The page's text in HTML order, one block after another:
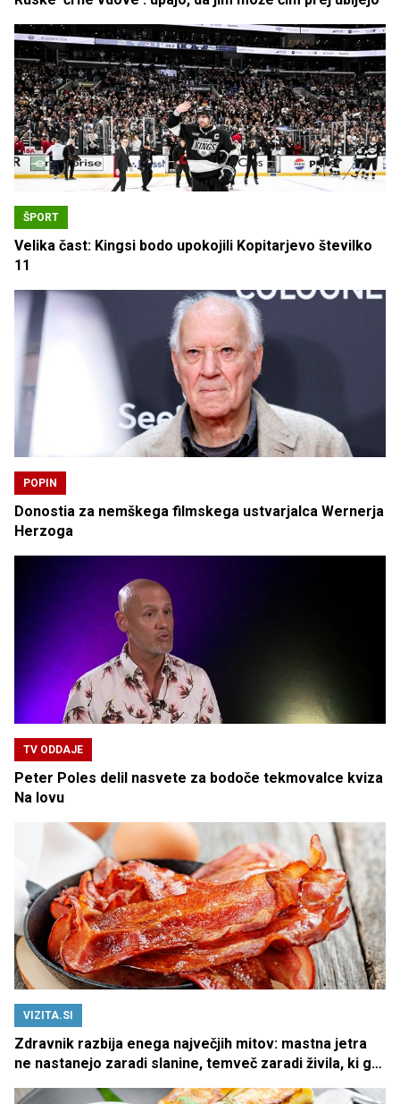
ŠPORT
Velika čast: Kingsi bodo upokojili Kopitarjevo številko
11
POPIN
Donostia za nemškega filmskega ustvarjalca Wernerja
Herzoga
TV ODDAJE
Peter Poles delil nasvete za bodoče tekmovalce kviza
Na lovu
VIZITA.SI
Zdravnik razbija enega največjih mitov: mastna jetra
ne nastanejo zaradi slanine, temveč zaradi živila, ki ga